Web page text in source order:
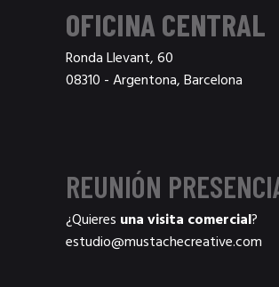
OFICINA CENTRAL
Ronda Llevant, 60
08310 - Argentona, Barcelona
REUNIÓN
¿Quieres una visita comercial?
estudio@mustachecreative.com